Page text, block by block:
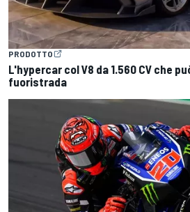
PRODOTTO
L'hypercar col V8 da 1.560 CV che
fuoristrada